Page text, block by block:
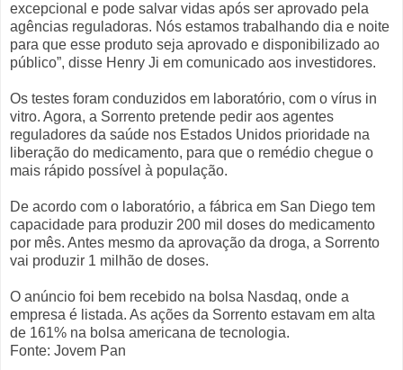
excepcional e pode salvar vidas após ser aprovado pela
agências reguladoras. Nós estamos trabalhando dia e noite
para que esse produto seja aprovado e disponibilizado ao
público”, disse Henry Ji em comunicado aos investidores.
Os testes foram conduzidos em laboratório, com o vírus in
vitro. Agora, a Sorrento pretende pedir aos agentes
reguladores da saúde nos Estados Unidos prioridade na
liberação do medicamento, para que o remédio chegue o
mais rápido possível à população.
De acordo com o laboratório, a fábrica em San Diego tem
capacidade para produzir 200 mil doses do medicamento
por mês. Antes mesmo da aprovação da droga, a Sorrento
vai produzir 1 milhão de doses.
O anúncio foi bem recebido na bolsa Nasdaq, onde a
empresa é listada. As ações da Sorrento estavam em alta
de 161% na bolsa americana de tecnologia.
Fonte: Jovem Pan